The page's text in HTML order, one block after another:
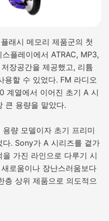
래시 메모리 제품군의 첫
플레이에서 ATRAC, MP3,
장공간을 제공했고, 리튬
용할 수 있었다. FM 라디오
계열에서 이어진 초기 A 시
큰 용량을 맡았다.
량 모델이자 초기 프리미
. Sony가 A 시리즈를 곁가
가진 라인으로 다루기 시
로움이나 장난스러움보다
층 상위 제품으로 의도적으